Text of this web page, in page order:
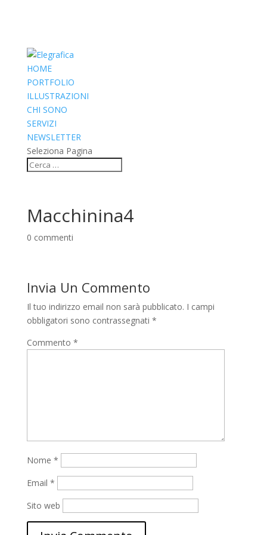
HOME
PORTFOLIO
ILLUSTRAZIONI
CHI SONO
SERVIZI
NEWSLETTER
Seleziona Pagina
Macchinina4
0 commenti
Invia Un Commento
Il tuo indirizzo email non sarà pubblicato. I campi
obbligatori sono contrassegnati *
Commento *
Nome *
Email *
Sito web